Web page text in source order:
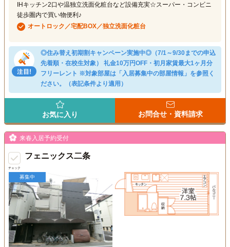
IHキッチン2口や温独立洗面化粧台など設備充実☆スーパー・コンビニ
徒歩圏内で買い物便利♪
オートロック／宅配BOX／独立洗面化粧台
◎住み替え初期割キャンペーン実施中◎（7/1～9/30までの申込
先着順・在校生対象） 礼金10万円OFF・初月家賃最大1ヶ月分
フリーレント ※対象部屋は「入居募集中の部屋情報」を参照く
ださい。（表記条件より適用）
お気に入り お問合せ・資料請求
チェック
来春入居予約受付
フェニックス二条
募集中